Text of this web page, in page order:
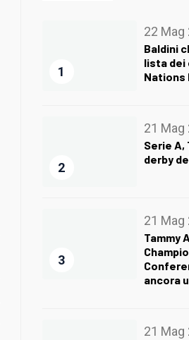
1
22 Mag
Baldini
lista dei
Nations
2
21 Mag
Serie
derby
3
21 Mag
Tammy
ancora
21 Mag